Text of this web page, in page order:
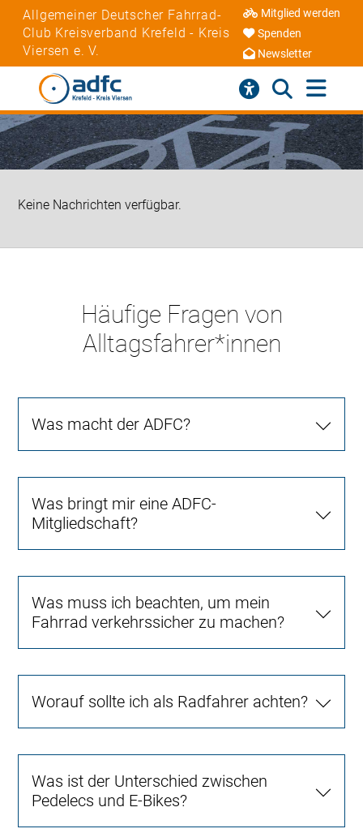
Allgemeiner Deutscher Fahrrad-
Club Kreisverband Krefeld - Kreis
Viersen e. V.
Mitglied werden
Spenden
Newsletter
Keine Nachrichten verfügbar.
Häufige Fragen von
Alltagsfahrer*innen
Was macht der ADFC?
Was bringt mir eine ADFC-
Mitgliedschaft?
Was muss ich beachten, um mein
Fahrrad verkehrssicher zu machen?
Worauf sollte ich als Radfahrer achten?
Was ist der Unterschied zwischen
Pedelecs und E-Bikes?